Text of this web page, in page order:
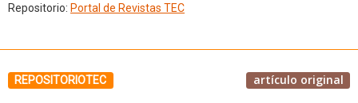
Repositorio: Portal de Revistas TEC
REPOSITORIOTEC artículo original